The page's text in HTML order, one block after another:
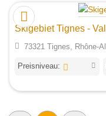
Skigebiet Tignes - Val
73321 Tignes, Rhône-
Preisniveau: